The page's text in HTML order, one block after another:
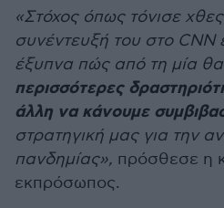
«Στόχος όπως τόνισε
συνέντευξή του στο CNN
έξυπνα πώς από τη μία
περισσότερες
άλλη να κάνουμε
στρατηγική μας για την
πανδημίας», πρόσθεσε η
εκπρόσωπος.